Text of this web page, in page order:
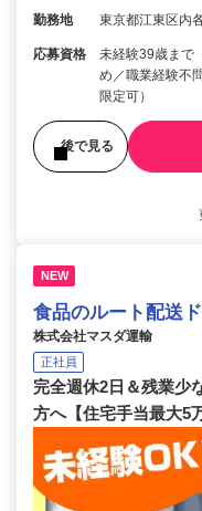
勤務地 東京都江東区内
応募資格
未経験39歳まで
め／職業経験不
限定可）
後で見る
NEW
食品のルート配送
株式会社マスダ運輸
正社員
完全週休2日＆残業少
方へ【住宅手当最大5